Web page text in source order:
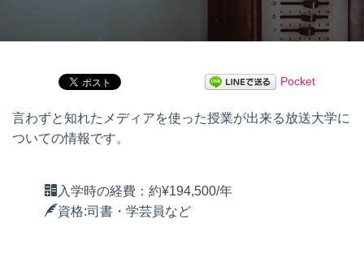
Pocket
言わずと知れたメディアを使った授業が出来る放送大学に
ついての情報です。
入学時の経費：約¥194,500/年
資格:司書・学芸員など